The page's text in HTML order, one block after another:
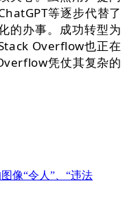
等逐步代替了
的办事。成功转型为
Overflow也正在
凭仗其复杂的
像“令人”、“违法